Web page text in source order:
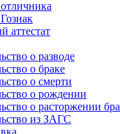
аттестат
о разводе
о браке
о смерти
о рождении
о расторжении
из ЗАГС